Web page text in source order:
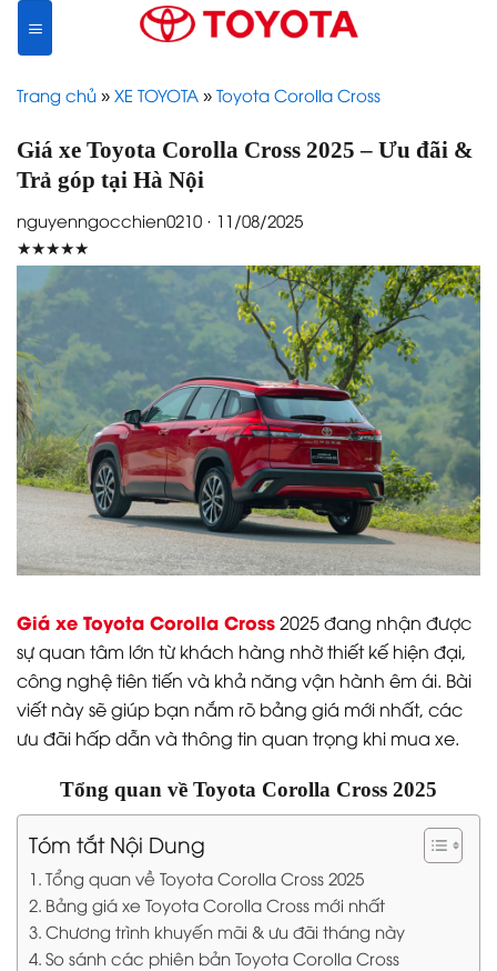
content
Trang chủ » XE TOYOTA » Toyota Corolla Cross
Giá xe Toyota Corolla Cross 2025 – Ưu đãi &
Trả góp tại Hà Nội
nguyenngocchien0210 · 11/08/2025
★★★★★
Giá xe Toyota Corolla Cross2025 đang nhận được
sự quan tâm lớn từ khách hàng nhờ thiết kế hiện đại,
công nghệ tiên tiến và khả năng vận hành êm ái. Bài
viết này sẽ giúp bạn nắm rõ bảng giá mới nhất, các
ưu đãi hấp dẫn và thông tin quan trọng khi mua xe.
Tổng quan về Toyota Corolla Cross 2025
Tóm tắt Nội Dung
Tổng quan về Toyota Corolla Cross 2025
Bảng giá xe Toyota Corolla Cross mới nhất
Chương trình khuyến mãi & ưu đãi tháng này
So sánh các phiên bản Toyota Corolla Cross